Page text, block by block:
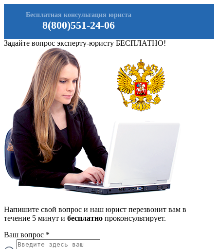
8(800)551-24-06
Бесплатная консультация юриста
Задайте вопрос эксперту-юристу БЕСПЛАТНО!
Напишите свой вопрос и наш юрист перезвонит вам в
течение 5 минут и бесплатно проконсультирует.
Ваш вопрос *